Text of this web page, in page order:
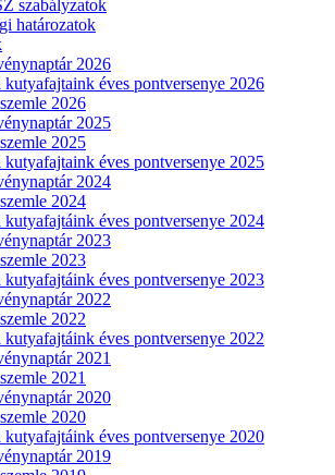
szabályzatok
határozatok
2026
kutyafajtaink éves pontversenye 2026
2026
2025
2025
kutyafajtaink éves pontversenye 2025
2024
2024
kutyafajtáink éves pontversenye 2024
2023
2023
kutyafajtáink éves pontversenye 2023
2022
2022
kutyafajtáink éves pontversenye 2022
2021
2021
2020
2020
kutyafajtáink éves pontversenye 2020
2019